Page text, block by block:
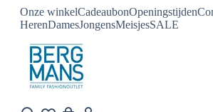
Onze winkelCadeaubonOpeningstijden
HerenDamesJongensMeisjesSALE